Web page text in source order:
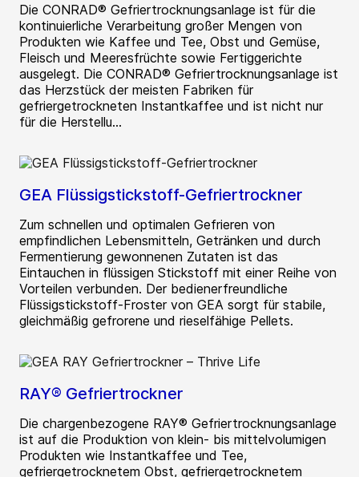
Die CONRAD® Gefriertrocknungsanlage ist für die
kontinuierliche Verarbeitung großer Mengen von
Produkten wie Kaffee und Tee, Obst und Gemüse,
Fleisch und Meeresfrüchte sowie Fertiggerichte
ausgelegt. Die CONRAD® Gefriertrocknungsanlage ist
das Herzstück der meisten Fabriken für
gefriergetrockneten Instantkaffee und ist nicht nur
für die Herstellu...
GEA Flüssigstickstoff-Gefriertrockner
Zum schnellen und optimalen Gefrieren von
empfindlichen Lebensmitteln, Getränken und durch
Fermentierung gewonnenen Zutaten ist das
Eintauchen in flüssigen Stickstoff mit einer Reihe von
Vorteilen verbunden. Der bedienerfreundliche
Flüssigstickstoff-Froster von GEA sorgt für stabile,
gleichmäßig gefrorene und rieselfähige Pellets.
RAY® Gefriertrockner
Die chargenbezogene RAY® Gefriertrocknungsanlage
ist auf die Produktion von klein- bis mittelvolumigen
Produkten wie Instantkaffee und Tee,
gefriergetrocknetem Obst, gefriergetrocknetem